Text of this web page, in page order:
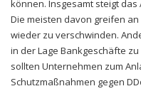
können. Insgesamt steigt das
Die meisten davon greifen
wieder zu verschwinden.
in der Lage Bankgeschäfte
sollten Unternehmen zum
Schutzmaßnahmen gegen